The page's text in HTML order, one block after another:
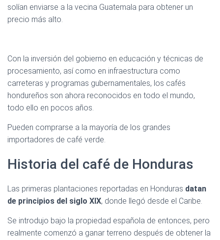
solían enviarse a la vecina Guatemala para obtener un
precio más alto.
Con la inversión del gobierno en educación y técnicas de
procesamiento, así como en infraestructura como
carreteras y programas gubernamentales, los cafés
hondureños son ahora reconocidos en todo el mundo,
todo ello en pocos años.
Pueden comprarse a la mayoría de los grandes
importadores de café verde.
Historia del café de Honduras
Las primeras plantaciones reportadas en Honduras datan
de principios del siglo XIX, donde llegó desde el Caribe.
Se introdujo bajo la propiedad española de entonces, pero
realmente comenzó a ganar terreno después de obtener la